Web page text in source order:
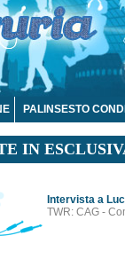
PALINSESTO
IN
Intervista a
TWR: CAG -